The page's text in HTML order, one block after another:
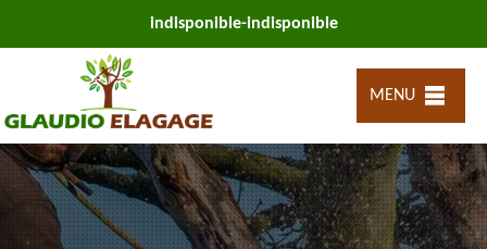
indisponible-indisponible
MENU